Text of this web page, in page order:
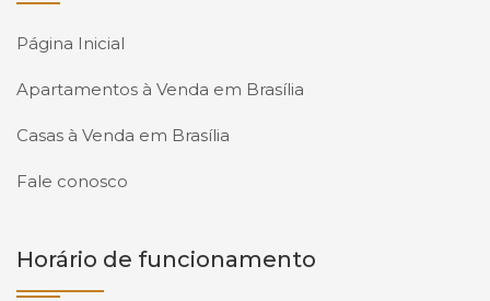
Página Inicial
Apartamentos à Venda em Brasília
Casas à Venda em Brasília
Fale conosco
Horário de funcionamento